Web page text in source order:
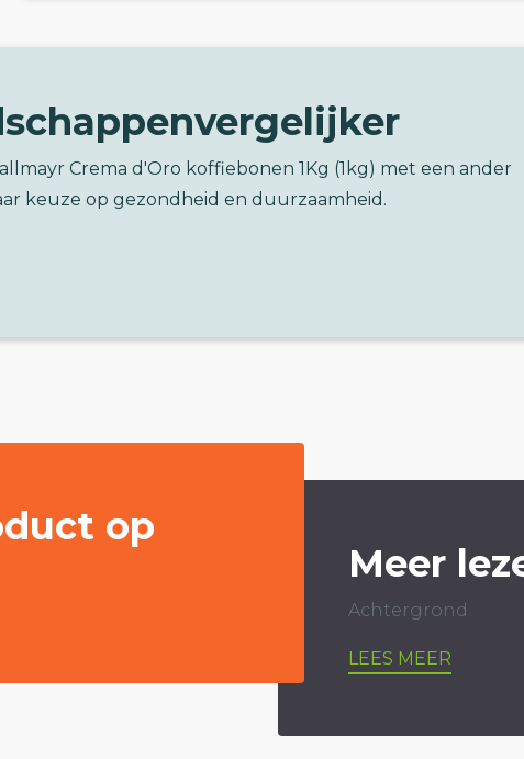
Crema d'Oro koffiebonen 1Kg (1kg) met een ander
keuze op gezondheid en duurzaamheid.
op
Meer
Achtergrond
LEES MEER